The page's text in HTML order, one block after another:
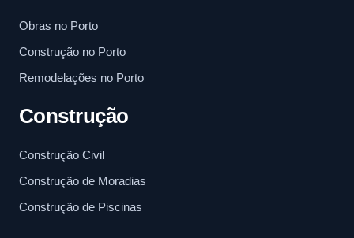
Obras no Porto
Construção no Porto
Remodelações no Porto
Construção
Construção Civil
Construção de Moradias
Construção de Piscinas